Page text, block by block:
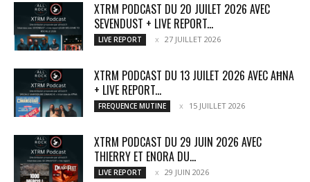
XTRM PODCAST DU 20 JUILET 2026 AVEC
SEVENDUST + LIVE REPORT...
LIVE REPORT 27 JUILLET 2026
XTRM PODCAST DU 13 JUILET 2026 AVEC AĦNA
+ LIVE REPORT...
FREQUENCE MUTINE 15 JUILLET 2026
XTRM PODCAST DU 29 JUIN 2026 AVEC
THIERRY ET ENORA DU...
LIVE REPORT 29 JUIN 2026